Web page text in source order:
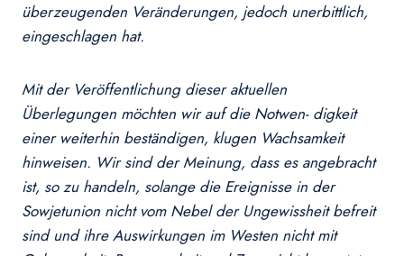
überzeugenden Veränderungen, jedoch unerbittlich,
eingeschlagen hat.
Mit der Veröffentlichung dieser aktuellen
Überlegungen möchten wir auf die Notwen- digkeit
einer weiterhin beständigen, klugen Wachsamkeit
hinweisen. Wir sind der Meinung, dass es angebracht
ist, so zu handeln, solange die Ereignisse in der
Sowjetunion nicht vom Nebel der Ungewissheit befreit
sind und ihre Auswirkungen im Westen nicht mit